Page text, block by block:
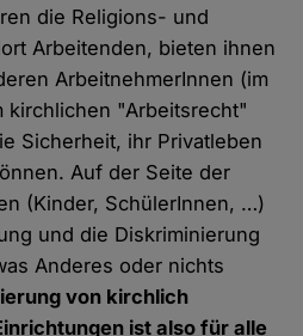
die Religions- und
Arbeitenden, bieten ihnen
ArbeitnehmerInnen (im
kirchlichen "Arbeitsrecht"
Sicherheit, ihr Privatleben
Auf der Seite der
(Kinder, SchülerInnen, …)
und die Diskriminierung
Anderes oder nichts
von kirchlich
ist also für alle